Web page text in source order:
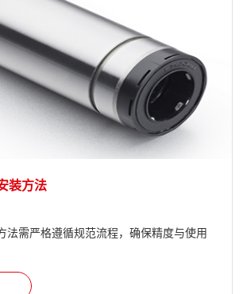
装方法
法需严格遵循规范流程，确保精度与使用